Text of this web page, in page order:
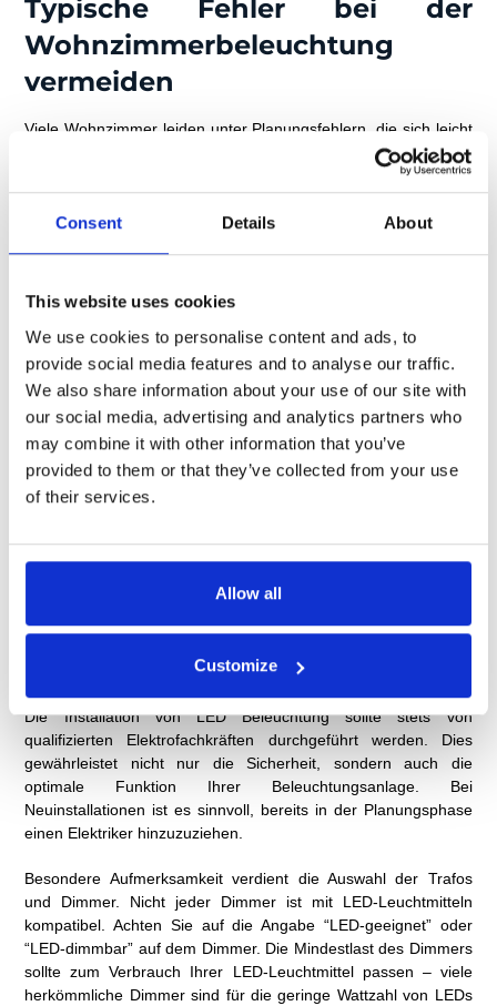
Consent Details About
This website uses cookies
We use cookies to personalise content and ads, to
provide social media features and to analyse our traffic.
We also share information about your use of our site with
our social media, advertising and analytics partners who
may combine it with other information that you’ve
provided to them or that they’ve collected from your use
of their services.
Allow all
Customize
Typische Fehler bei der
Wohnzimmerbeleuchtung
vermeiden
Viele Wohnzimmer leiden unter Planungsfehlern, die sich leicht
vermeiden lassen. Ein häufiger Fehler ist die ausschließliche
Nutzung einer zentralen Deckenleuchte. Dies führt zu harten
Schatten und einer eindimensionalen Lichtwirkung. Stattdessen
sollten Sie mehrere Lichtquellen auf verschiedenen Ebenen
Ein weiterer Fehler ist die Wahl zu heller oder zu kühler
Farbtemperaturen. Wohnzimmer mit 6000K Tageslichtweiß
wirken steril und ungemütlich. Ebenso problematisch ist eine zu
geringe Beleuchtungsstärke, die den Raum düster und
beengend erscheinen lässt. Die Lösung liegt in einer
ausgewogenen Kombination aus verschiedenen Lichtquellen
mit passender Farbtemperatur.
Auch die Positionierung der Leuchten wird oft vernachlässigt.
Einbauspots direkt über dem Sitzbereich erzeugen
versetzt, sodass das Licht indirekt wirkt und eine angenehme
Atmosphäre schafft.
Installation und Sicherheit: Was
Sie beachten sollten
Die Installation von LED Beleuchtung sollte stets von
qualifizierten Elektrofachkräften durchgeführt werden. Dies
gewährleistet nicht nur die Sicherheit, sondern auch die
optimale Funktion Ihrer Beleuchtungsanlage. Bei
Neuinstallationen ist es sinnvoll, bereits in der Planungsphase
einen Elektriker hinzuzuziehen.
Besondere Aufmerksamkeit verdient die Auswahl der Trafos
und Dimmer. Nicht jeder Dimmer ist mit LED-Leuchtmitteln
kompatibel. Achten Sie auf die Angabe “LED-geeignet” oder
“LED-dimmbar” auf dem Dimmer. Die Mindestlast des Dimmers
sollte zum Verbrauch Ihrer LED-Leuchtmittel passen – viele
herkömmliche Dimmer sind für die geringe Wattzahl von LEDs